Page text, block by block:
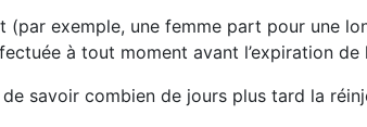
(par exemple, une femme part pour une
à tout moment avant l’expiration de
savoir combien de jours plus tard la